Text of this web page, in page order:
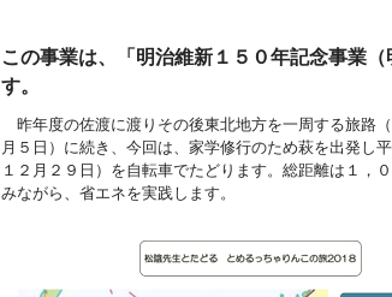
この事業は、「明治維新１５０年記念事業
す。
昨年度の佐渡に渡りその後東北地方を一周する旅路
月５日）に続き、今回は、家学修行のため萩を出発し
１２月２９日）を自転車でたどります。総距離は１，
みながら、省エネを実践します。